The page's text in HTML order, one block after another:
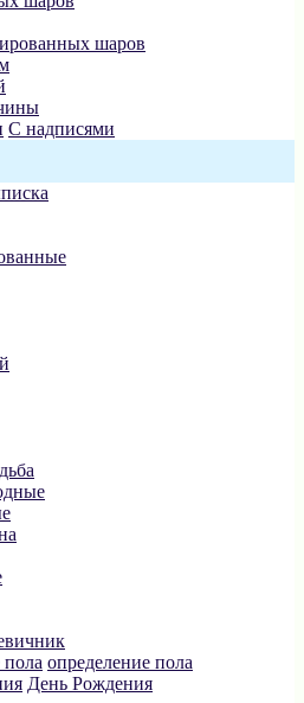
шаров
С надписями
определение пола
День Рождения